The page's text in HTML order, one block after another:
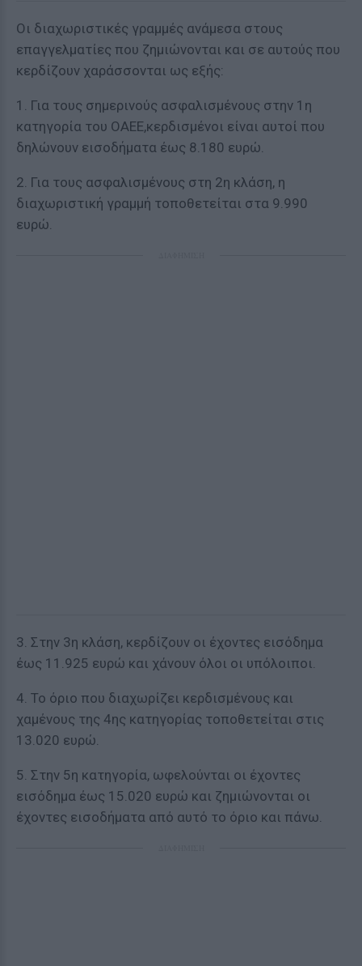
Οι διαχωριστικές γραμμές ανάμεσα στους
επαγγελματίες που ζημιώνονται και σε αυτούς που
κερδίζουν χαράσσονται ως εξής:
1. Για τους σημερινούς ασφαλισμένους στην 1η
κατηγορία του ΟΑΕΕ,κερδισμένοι είναι αυτοί που
δηλώνουν εισοδήματα έως 8.180 ευρώ.
2. Για τους ασφαλισμένους στη 2η κλάση, η
διαχωριστική γραμμή τοποθετείται στα 9.990
ευρώ.
3. Στην 3η κλάση, κερδίζουν οι έχοντες εισόδημα
έως 11.925 ευρώ και χάνουν όλοι οι υπόλοιποι.
4. Το όριο που διαχωρίζει κερδισμένους και
χαμένους της 4ης κατηγορίας τοποθετείται στις
13.020 ευρώ.
5. Στην 5η κατηγορία, ωφελούνται οι έχοντες
εισόδημα έως 15.020 ευρώ και ζημιώνονται οι
έχοντες εισοδήματα από αυτό το όριο και πάνω.